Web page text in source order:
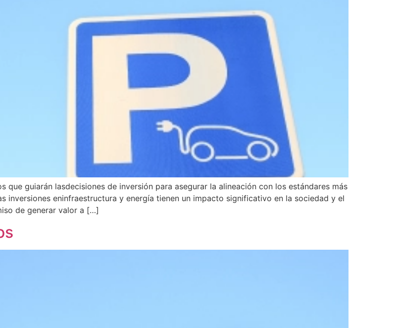
guiarán lasdecisiones de inversión para asegurar la alineación con los estándares más
inversiones eninfraestructura y energía tienen un impacto significativo en la sociedad y el
de generar valor a […]